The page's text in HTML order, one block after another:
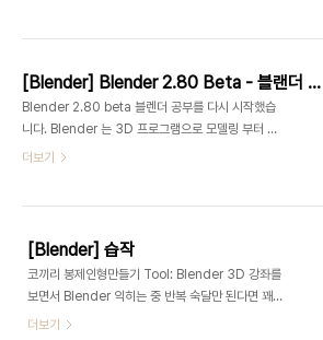
Smooth 가 적용된 오브젝트에서 깔끔하게 떨어지
커브의 모양을 변형할 수 있습니다. 일반 오브젝트 변
형과 마찬가지로 G, S, R 의 이동, 스케일, 로테이트
가 가능합니다. 변형될 모양으로 만들수 있게 조정해
줍니다. 커브를 선택하고 E키를 눌러 Extrude해서
새로운 커브를 뽑아낼 수 있습니다. 변형하려는 길이
(Front 혹은 각 축에 맞게 Right등으로 변경) 원하
[Blender] Blender 2.80 Beta - 블랜더 공부 다시 시작
Blender 2.80 beta 블렌더 공부를 다시 시작했습
니다. Blender 는 3D 프로그램으로 모델링 부터 영
상제작까지 3D로 할 수있는 거의 대부분의 모든 작
보면서 앞으로 개인적으로는 이 프로그램을 활용해
보자고 생각했었습니다. 그러나 자주 사용하지 않으
면 손에서 멀어지게 되는지라 그 뒤로 사용을 하지 않
았습니다. 그 덕에 조금 익혔던 것들도 까먹게 되었습
니다. 그러다 올해 블렌더를 다시 공부해 보기로 했습
더보기
[Blender] 습작
코끼리 봉제인형만들기 Tool: Blender 3D 강좌를
보면서 Blender 익히는 중 반복 숙달만 된다면 꽤
빠르게 모델링을 자업할 수 있을 듯 하다.
더보기